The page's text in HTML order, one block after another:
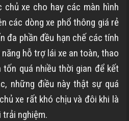
xe cho hay các màn hình
các dòng xe phổ thông giá rẻ
đa phần đều hạn chế các tính
hỗ trợ lái xe an toàn, thao
quá nhiều thời gian để kết
những điều này thật sự quá
xe rất khó chịu và đôi khi là
trải nghiệm.